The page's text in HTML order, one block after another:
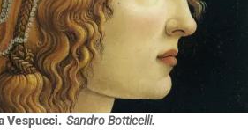
Vespucci. Sandro Botticelli.